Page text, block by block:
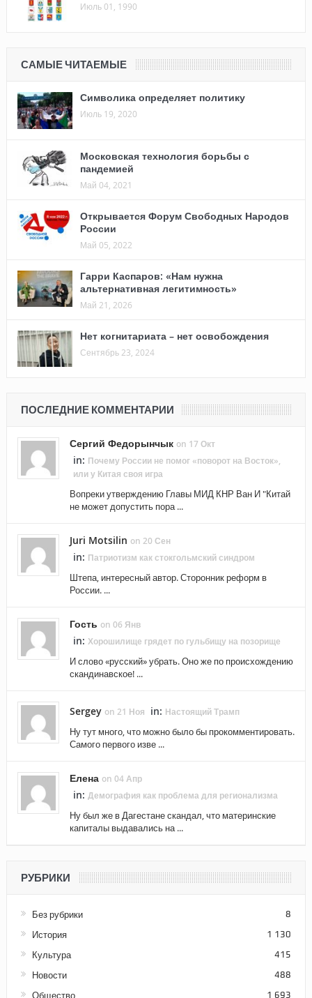
Июль 01, 1990
САМЫЕ ЧИТАЕМЫЕ
Символика определяет политику
Июль 19, 2020
Московская технология борьбы с
пандемией
Май 04, 2021
Открывается Форум Свободных Народов
России
Май 05, 2022
Гарри Каспаров: «Нам нужна
альтернативная легитимность»
Май 21, 2026
Нет когнитариата – нет освобождения
Сентябрь 23, 2024
ПОСЛЕДНИЕ КОММЕНТАРИИ
Сергий Федорынчык on 17 Окт
in: Почему России не помог «поворот на Восток»,
или у Китая своя игра
Вопреки утверждению Главы МИД КНР Ван И "Китай
не может допустить пора ...
Juri Motsilin on 20 Сен
in: Патриотизм как стокгольмский синдром
Штепа, интересный автор. Сторонник реформ в
России. ...
Гость on 06 Янв
in: Хорошилище грядет по гульбищу на позорище
И слово «русский» убрать. Оно же по происхождению
скандинавское! ...
Sergey on 21 Ноя in: Настоящий Трамп
Ну тут много, что можно было бы прокомментировать.
Самого первого изве ...
Елена on 04 Апр
in: Демография как проблема для регионализма
Ну был же в Дагестане скандал, что материнские
капиталы выдавались на ...
РУБРИКИ
Без рубрики 8
История 1 130
Культура 415
Новости 488
1 693